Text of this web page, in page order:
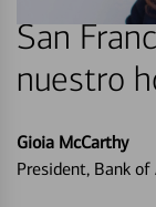
San
nuestro
Gioia McCarthy
President, Bank